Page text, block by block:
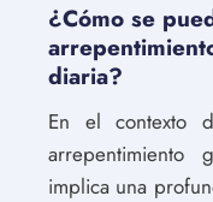
¿Cómo se
diaria?
En el contexto
implica una